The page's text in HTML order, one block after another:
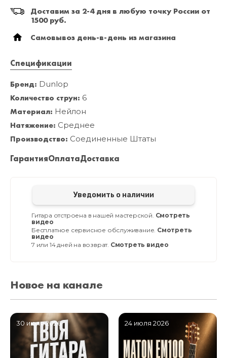
Доставим за 2-4 дня в любую точку России от
1500 руб.
Самовывоз день-в-день из магазина
Спецификации
Бренд: Dunlop
Количество струн: 6
Материал: Нейлон
Натяжение: Среднее
Производство: Соединенные Штаты
ГарантияОплатаДоставка
Уведомить о наличии
Гитара отстроена в нашей мастерской. Смотреть
видео
Бесплатное сервисное обслуживание. Смотреть
видео
7 или 14 дней на возврат. Смотреть видео
Новое на канале
30 июля 2026 24 июля 2026